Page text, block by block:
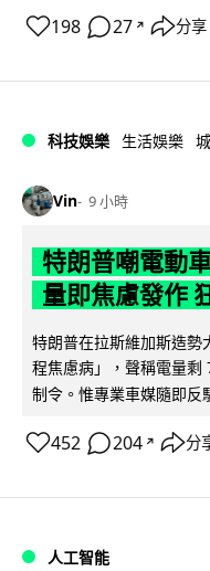
198 27 ↗ 分享
科技娛樂 生活娛樂
Vin 9 小時
特朗普嘲電動
量即焦慮發作
特朗普在拉斯維加斯造勢
程焦慮病」，聲稱電量剩
制令。惟專業車媒隨即反
452 204 ↗ 分
人工智能